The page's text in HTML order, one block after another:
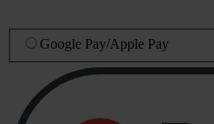
Google Pay/Apple Pay